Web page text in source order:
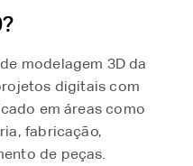
modelagem 3D da
digitais com
em áreas como
fabricação,
de peças.